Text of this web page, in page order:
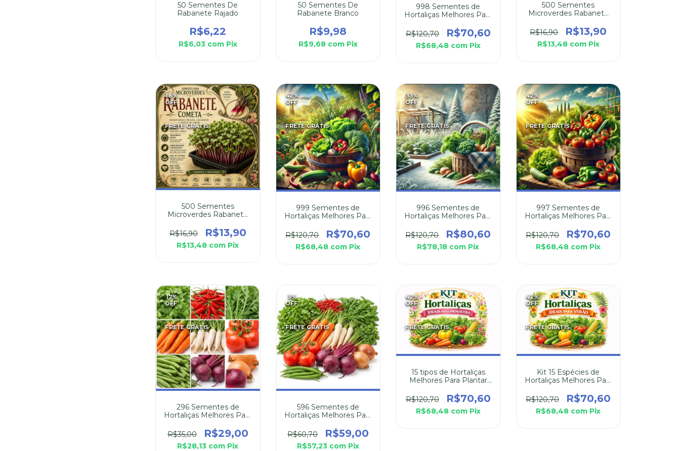
50 Sementes De
Rabanete Rajado
R$6,22
R$6,03 com Pix
50 Sementes De
Rabanete Branco
R$9,98
R$9,68 com Pix
998 Sementes de
Hortaliças Melhores Para
R$120,70
R$70,60
R$68,48 com Pix
500 Sementes
Microverdes Rabanete
R$16,90
R$13,90
R$13,48 com Pix
18%
OFF
FRETE GRÁTIS
500 Sementes
Microverdes Rabanete
R$16,90
R$13,90
R$13,48 com Pix
42%
OFF
FRETE GRÁTIS
999 Sementes de
Hortaliças Melhores Para
R$120,70
R$70,60
R$68,48 com Pix
33%
OFF
FRETE GRÁTIS
996 Sementes de
Hortaliças Melhores Para
R$120,70
R$80,60
R$78,18 com Pix
42%
OFF
FRETE GRÁTIS
997 Sementes de
Hortaliças Melhores Para
R$120,70
R$70,60
R$68,48 com Pix
17%
OFF
FRETE GRÁTIS
296 Sementes de
Hortaliças Melhores Para
R$35,00
R$29,00
R$28,13 com Pix
3%
OFF
FRETE GRÁTIS
596 Sementes de
Hortaliças Melhores Para
R$60,70
R$59,00
R$57,23 com Pix
42%
OFF
FRETE GRÁTIS
15 tipos de Hortaliças
Melhores Para Plantar
R$120,70
R$70,60
R$68,48 com Pix
42%
OFF
FRETE GRÁTIS
Kit 15 Espécies de
Hortaliças Melhores Para
R$120,70
R$70,60
R$68,48 com Pix